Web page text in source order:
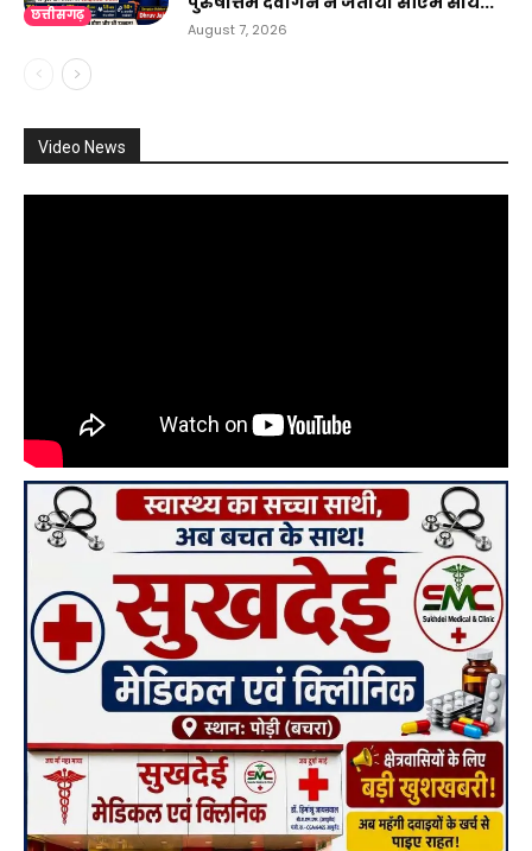
छत्तीसगढ़
August 7, 2026
Video News